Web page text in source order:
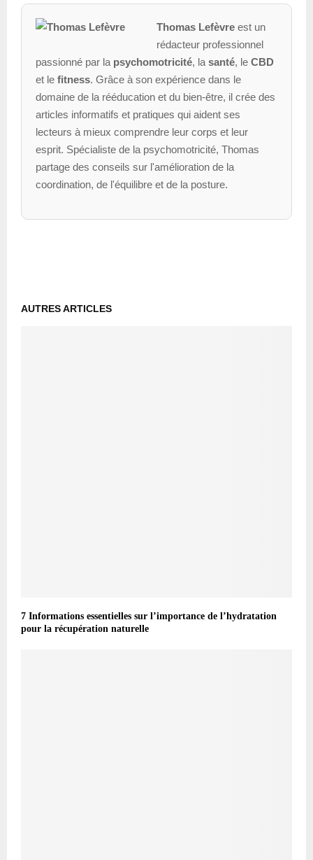
Thomas Lefèvreest un
rédacteur professionnel
passionné par la psychomotricité, la santé, le CBD
et le fitness. Grâce à son expérience dans le
domaine de la rééducation et du bien-être, il crée des
articles informatifs et pratiques qui aident ses
lecteurs à mieux comprendre leur corps et leur
esprit. Spécialiste de la psychomotricité, Thomas
partage des conseils sur l'amélioration de la
coordination, de l'équilibre et de la posture.
AUTRES ARTICLES
7 Informations essentielles sur l’importance de l’hydratation
pour la récupération naturelle